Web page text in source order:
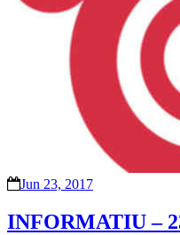
Jun 23, 2017
INFORMATIU –